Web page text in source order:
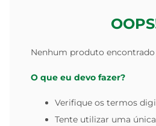
Nenhum produto encontrado
O que eu devo fazer?
Verifique os termos
Tente utilizar uma